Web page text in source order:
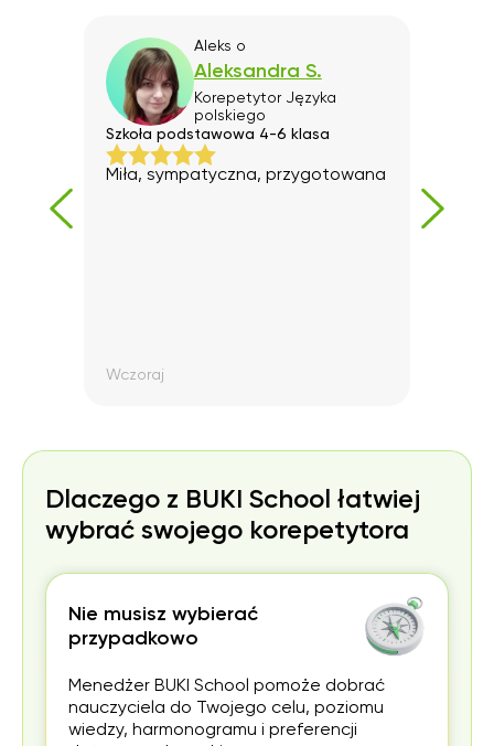
Aleks o
Aleksandra S.
Korepetytor Języka
polskiego
Szkoła podstawowa 4-6 klasa
Miła, sympatyczna, przygotowana
Wczoraj
Dlaczego z BUKI School łatwiej
wybrać swojego korepetytora
Nie musisz wybierać
przypadkowo
Menedżer BUKI School pomoże dobrać
nauczyciela do Twojego celu, poziomu
wiedzy, harmonogramu i preferencji